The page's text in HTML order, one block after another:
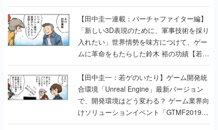
【若ゲのいたり最終回】
【田中圭一連載：バーチャファイター編】
「新しい3D表現のために、軍事技術を採り
入れたい」世界情勢を味方につけて、ゲー
ムに革命をもたらした鈴木 裕の功績【若ゲ
のいたり】
【田中圭一：若ゲのいたり】ゲーム開発統
合環境「Unreal Engine」最新バージョン
で、開発環境はどう変わる？ ゲーム業界向
けソリューションイベント「GTMF2019」
に行って、より理解を深めよう【PR】